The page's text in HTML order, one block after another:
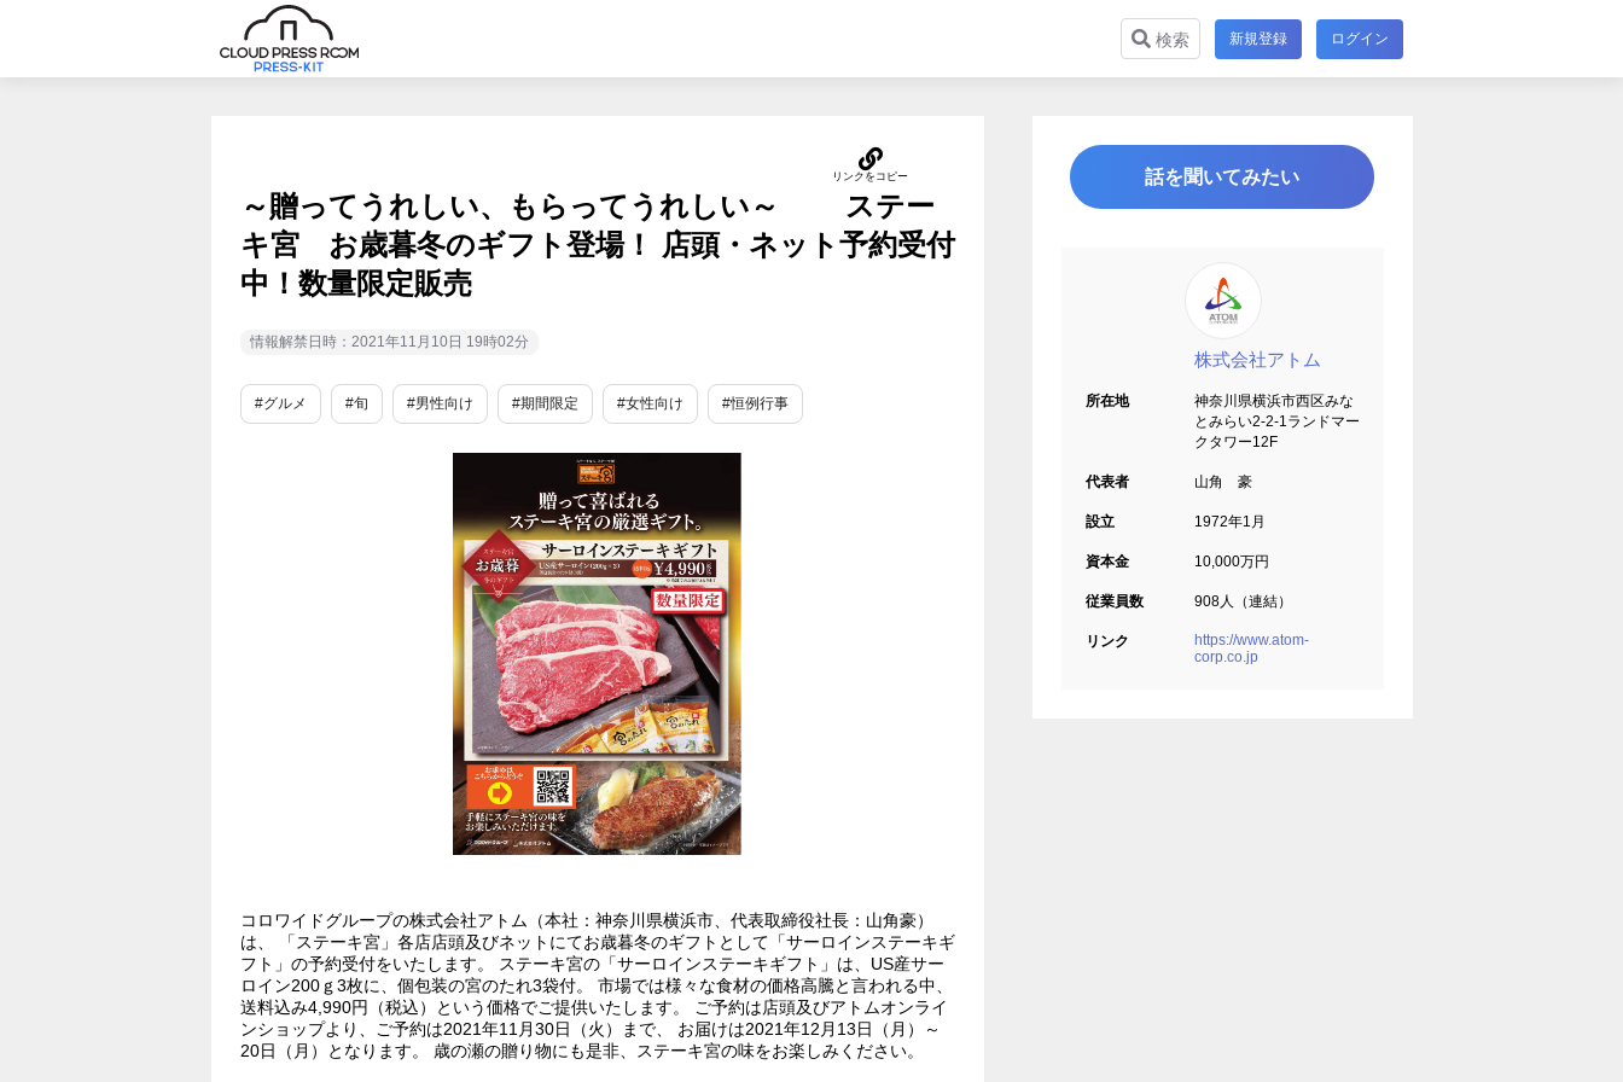
検索 新規登録 ログイン
～贈ってうれしい、もらってうれしい～ ステー
キ宮 お歳暮冬のギフト登場！ 店頭・ネット予約受付
中！数量限定販売
情報解禁日時：2021年11月10日 19時02分
#グルメ #旬 #男性向け #期間限定 #女性向け #恒例行事
コロワイドグループの株式会社アトム（本社：神奈川県横浜市、代表取締役社長：山角豪）
は、 「ステーキ宮」各店店頭及びネットにてお歳暮冬のギフトとして「サーロインステーキギ
フト」の予約受付をいたします。 ステーキ宮の「サーロインステーキギフト」は、US産サー
ロイン200ｇ3枚に、個包装の宮のたれ3袋付。 市場では様々な食材の価格高騰と言われる中、
送料込み4,990円（税込）という価格でご提供いたします。 ご予約は店頭及びアトムオンライ
ンショップより、ご予約は2021年11月30日（火）まで、 お届けは2021年12月13日（月）～
20日（月）となります。 歳の瀬の贈り物にも是非、ステーキ宮の味をお楽しみください。
話を聞いてみたい
株式会社アトム
所在地
神奈川県横浜市西区みな
とみらい2-2-1ランドマー
クタワー12F
代表者 山角 豪
設立 1972年1月
資本金 10,000万円
従業員数 908人（連結）
リンク
https://www.atom-
corp.co.jp